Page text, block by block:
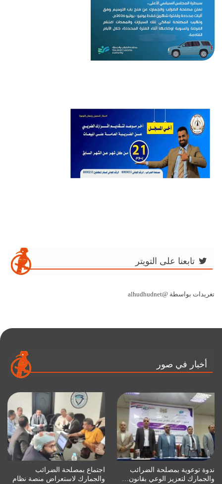
تابعنا على التويتر
تغريدات بواسطة @alhudhudnet
أخبار في صور
ندوة توعوية بمصلحة الضرائب
والجمارك لتعزيز الوعي بقانون…
اجتماع بمصلحة الضرائب
والجمارك لاستعراض منصة نظام